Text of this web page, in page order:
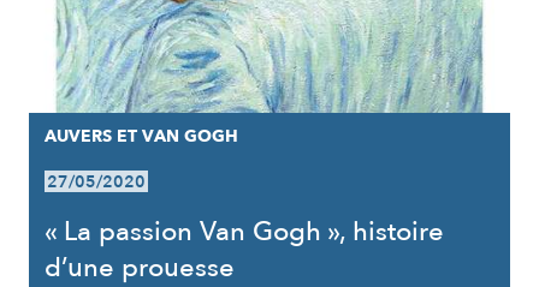
AUVERS ET VAN GOGH
27/05/2020
« La passion Van Gogh », histoire
d’une prouesse